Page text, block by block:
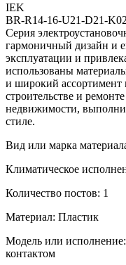
IEK
BR-R14-16-U21-D21-K02
Серия
гармоничный дизайн и
эксплуатации и
использованы
и широкий ассортимент
строительстве и
недвижимости,
стиле.
Вид или марка
Климатическое
Количество постов: 1
Материал: Пластик
Модель или
контактом